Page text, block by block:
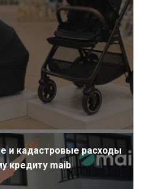
и кадастровые расходы
кредиту maib